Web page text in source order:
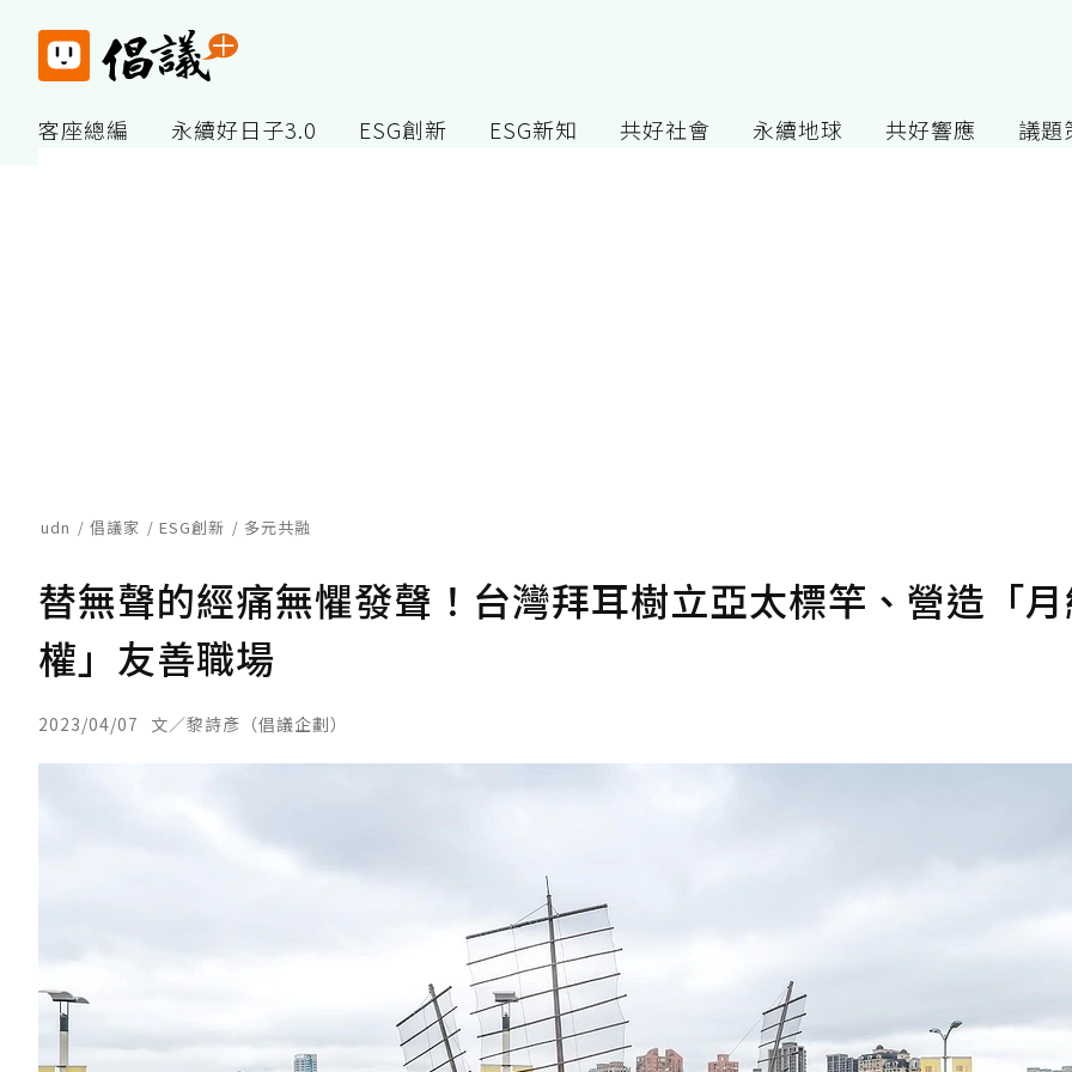
客座總編 永續好日子3.0 ESG創新 ESG新知 共好社會 永續地球 共好響應 議題
udn 倡議家 ESG創新 多元共融
替無聲的經痛無懼發聲！台灣拜耳樹立亞太標竿、營造「
權」友善職場
2023/04/07 文／黎詩彥（倡議企劃）